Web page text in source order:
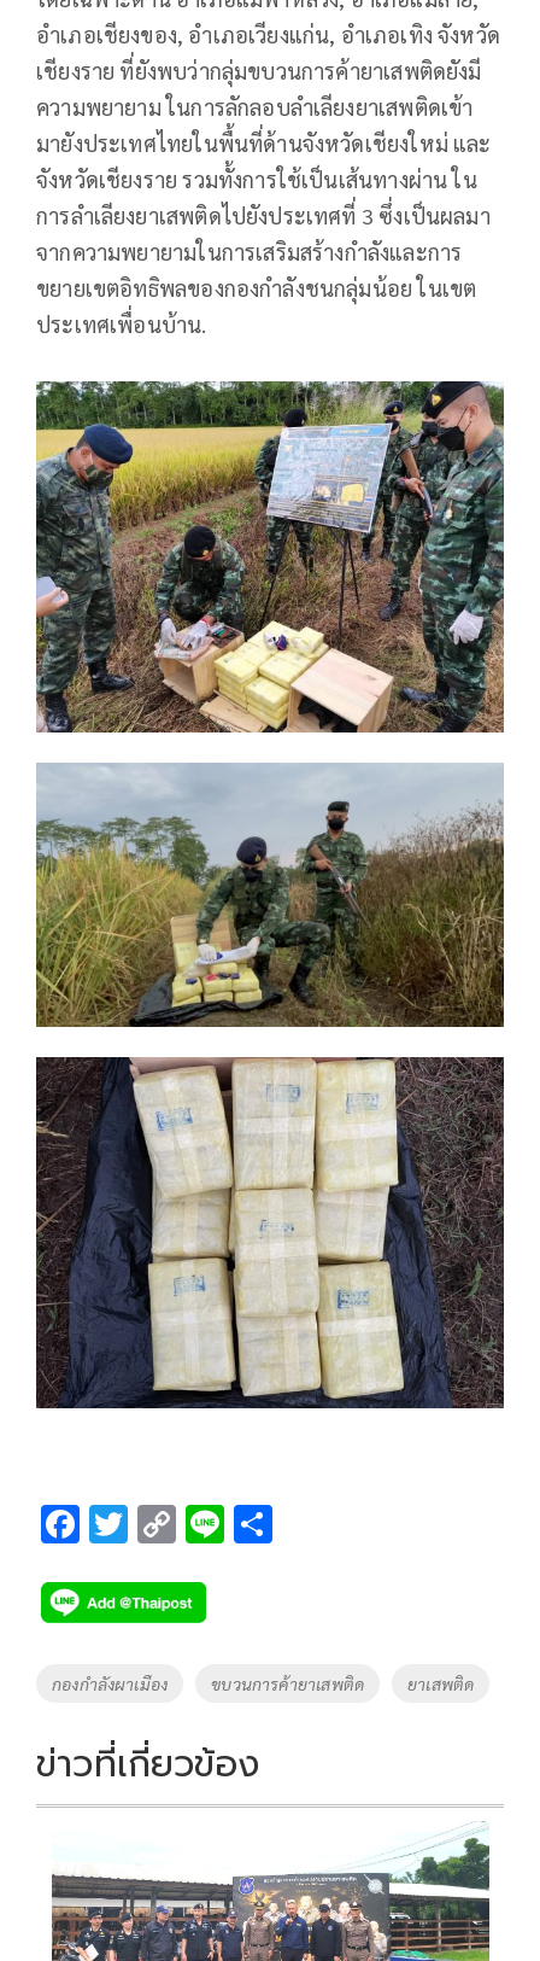
อำเภอเชียงของ, อำเภอเวียงแก่น, อำเภอเทิง จังหวัด
เชียงราย ที่ยังพบว่ากลุ่มขบวนการค้ายาเสพติดยังมี
ความพยายาม ในการลักลอบลำเลียงยาเสพติดเข้า
มายังประเทศไทยในพื้นที่ด้านจังหวัดเชียงใหม่ และ
จังหวัดเชียงราย รวมทั้งการใช้เป็นเส้นทางผ่าน ใน
การลำเลียงยาเสพติดไปยังประเทศที่ 3 ซึ่งเป็นผลมา
จากความพยายามในการเสริมสร้างกำลังและการ
ขยายเขตอิทธิพลของกองกำลังชนกลุ่มน้อย ในเขต
ประเทศเพื่อนบ้าน.
F
e
b
o
k
T
tt
er
C
p
y
k
Li
Tags
กองกำลังผาเมือง ขบวนการค้ายาเสพติด ยาเสพติด
ข่าวที่เกี่ยวข้อง